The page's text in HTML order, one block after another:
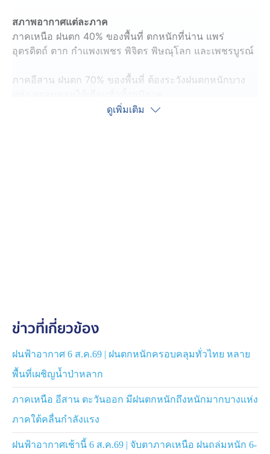
สภาพอากาศแต่ละภาค
ภาคเหนือ ฝนตก 40% ของพื้นที่ ตกหนักที่น่าน แพร่
อุตรดิตถ์ ตาก กำแพงเพชร พิจิตร พิษณุโลก และเพชรบูรณ์
ภาคอีสาน ฝนตก 70% ของพื้นที่ ต้องระวังฝนตกหนักบาง
ดูเพิ่มเติม
ข่าวที่เกี่ยวข้อง
ฝนฟ้าอากาศ 6 ส.ค.69 | ฝนตกหนักครอบคลุมทั่วไทย หลาย
พื้นที่เผชิญน้ำป่าหลาก
ภาคเหนือ อีสาน ตะวันออก มีฝนตกหนักถึงหนักมากบางแห่ง
ภาคใต้คลื่นกำลังแรง
ฝนฟ้าอากาศเช้านี้ 6 ส.ค.69 | จับตาภาคเหนือ ฝนถล่มหนัก 6-